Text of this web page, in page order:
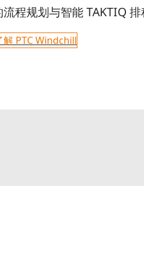
程规划与智能 TAKTIQ
解 PTC Windchill